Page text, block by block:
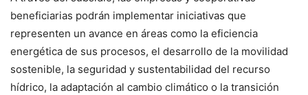
beneficiarias podrán implementar iniciativas que
representen un avance en áreas como la eficiencia
energética de sus procesos, el desarrollo de la movilidad
sostenible, la seguridad y sustentabilidad del recurso
hídrico, la adaptación al cambio climático o la transición